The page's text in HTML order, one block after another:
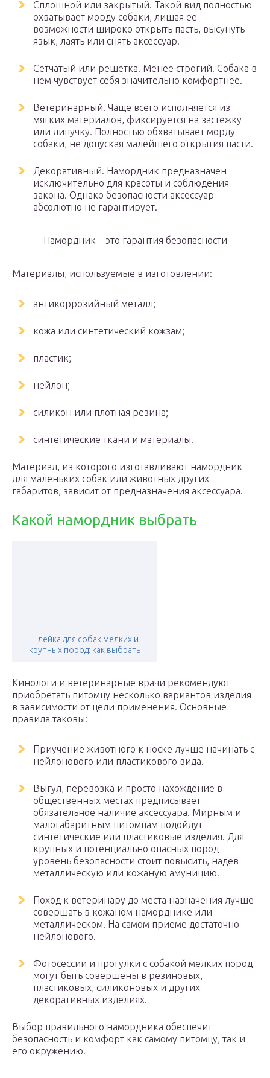
Сплошной или закрытый. Такой вид полностью
охватывает морду собаки, лишая ее
возможности широко открыть пасть, высунуть
язык, лаять или снять аксессуар.
Сетчатый или решетка. Менее строгий. Собака в
нем чувствует себя значительно комфортнее.
Ветеринарный. Чаще всего исполняется из
мягких материалов, фиксируется на застежку
или липучку. Полностью обхватывает морду
собаки, не допуская малейшего открытия пасти.
Декоративный. Намордник предназначен
исключительно для красоты и соблюдения
закона. Однако безопасности аксессуар
абсолютно не гарантирует.
Намордник – это гарантия безопасности
Материалы, используемые в изготовлении:
антикоррозийный металл;
кожа или синтетический кожзам;
пластик;
нейлон;
силикон или плотная резина;
синтетические ткани и материалы.
Материал, из которого изготавливают намордник
для маленьких собак или животных других
габаритов, зависит от предназначения аксессуара.
Какой намордник выбрать
Шлейка для собак мелких и
крупных пород: как выбрать
Кинологи и ветеринарные врачи рекомендуют
приобретать питомцу несколько вариантов изделия
в зависимости от цели применения. Основные
правила таковы:
Приучение животного к носке лучше начинать с
нейлонового или пластикового вида.
Выгул, перевозка и просто нахождение в
общественных местах предписывает
обязательное наличие аксессуара. Мирным и
малогабаритным питомцам подойдут
синтетические или пластиковые изделия. Для
крупных и потенциально опасных пород
уровень безопасности стоит повысить, надев
металлическую или кожаную амуницию.
Поход к ветеринару до места назначения лучше
совершать в кожаном наморднике или
металлическом. На самом приеме достаточно
нейлонового.
Фотосессии и прогулки с собакой мелких пород
могут быть совершены в резиновых,
пластиковых, силиконовых и других
декоративных изделиях.
Выбор правильного намордника обеспечит
безопасность и комфорт как самому питомцу, так и
его окружению.